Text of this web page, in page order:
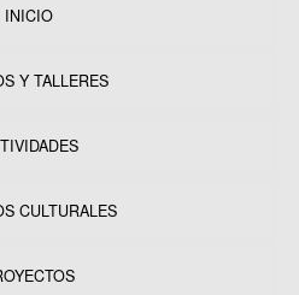
INICIO
Y TALLERES
CULTURALES